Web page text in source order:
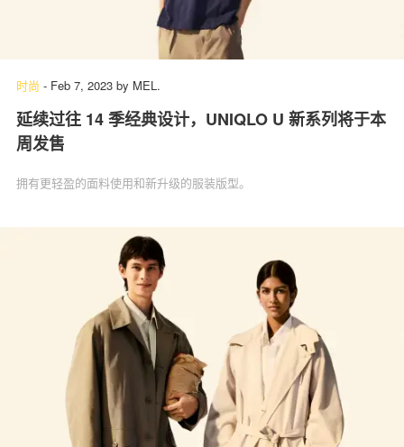
时尚 - Feb 7, 2023 by MEL.
延续过往 14 季经典设计，UNIQLO U 新系列将于本
周发售
拥有更轻盈的面料使用和新升级的服装版型。